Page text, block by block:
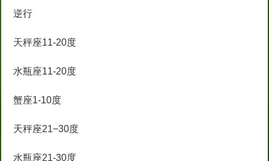
逆行
天秤座11-20度
水瓶座11-20度
蟹座1-10度
天秤座21−30度
水瓶座21-30度